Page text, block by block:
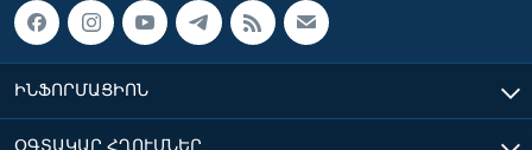
ԻՆՖՈՐՄԱՑԻՈՆ
ՕԳՏԱԿԱՐ ՀՂՈՒՄՆԵՐ